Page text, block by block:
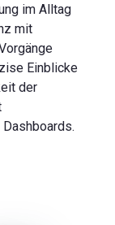
im Alltag
mit
Einblicke
der